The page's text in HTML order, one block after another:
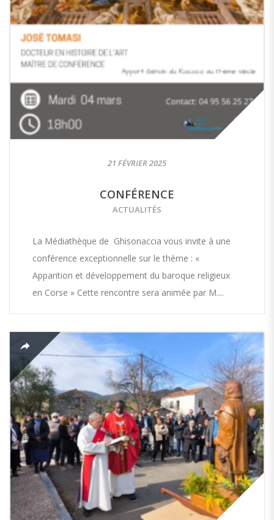
21 FÉVRIER 2025
CONFÉRENCE
ACTUALITÉS
La Médiathèque de Ghisonaccia vous invite à une
conférence exceptionnelle sur le thème : «
Apparition et développement du baroque religieux
en Corse » Cette rencontre sera animée par M....